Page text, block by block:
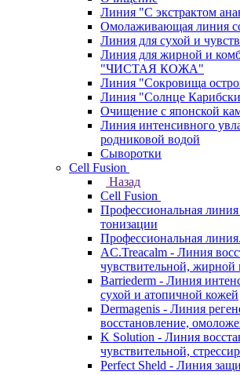
Линия "С экстрактом
Омолаживающая линия
Линия для сухой и
Линия для жирной и
"ЧИСТАЯ КОЖА"
Линия "Сокровища
Линия "Солнце
Очищение с японской
Линия интенсивного
родниковой водой
Сыворотки
Cell Fusion
Назад
Cell Fusion
Профессиональная
тонизации
Профессиональная
AC.Treacalm - Линия
чувствительной,
Barriederm - Линия
сухой и атопичной кожей
Dermagenis - Линия
восстановление,
K Solution - Линия
чувствительной,
Perfect Sheld - Линия